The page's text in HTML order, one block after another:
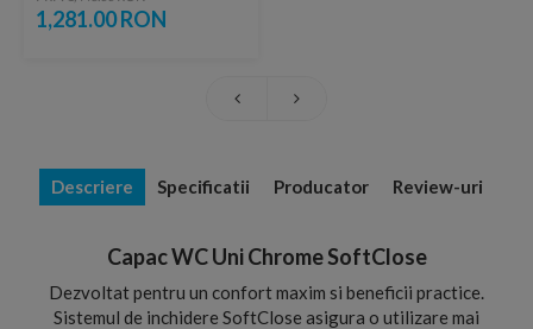
1,281.00 RON
Descriere Specificatii Producator Review-uri
Capac WC Uni Chrome SoftClose
Dezvoltat pentru un confort maxim si beneficii practice.
Sistemul de inchidere SoftClose asigura o utilizare mai